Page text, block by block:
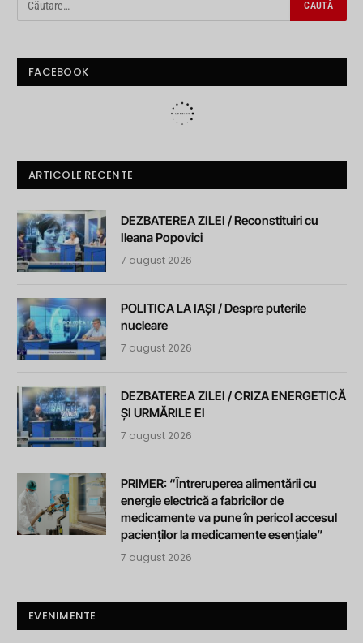
FACEBOOK
ARTICOLE RECENTE
DEZBATEREA ZILEI / Reconstituiri cu
Ileana Popovici
7 august 2026
POLITICA LA IAȘI / Despre puterile
nucleare
7 august 2026
DEZBATEREA ZILEI / CRIZA ENERGETICĂ
ȘI URMĂRILE EI
7 august 2026
PRIMER: “Întreruperea alimentării cu
energie electrică a fabricilor de
medicamente va pune în pericol accesul
pacienților la medicamente esențiale”
7 august 2026
EVENIMENTE